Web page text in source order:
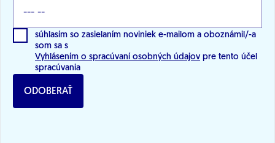
súhlasím so zasielaním noviniek e-mailom a oboznámil/-a
som sa s
Vyhlásením o spracúvaní osobných údajov pre tento účel
spracúvania
ODOBERAŤ